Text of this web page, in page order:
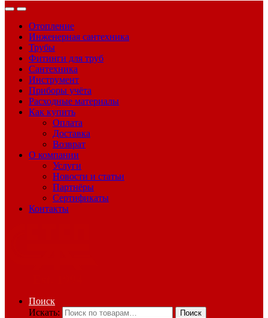
Отопление
Инженерная сантехника
Трубы
Фитинги для труб
Сантехника
Инструмент
Приборы учёта
Расходные материалы
Как купить
Оплата
Доставка
Возврат
О компании
Услуги
Новости и статьи
Партнёры
Сертификаты
Контакты
Поиск
Искать:
Поиск